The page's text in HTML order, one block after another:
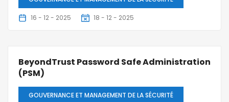
16 - 12 - 2025 18 - 12 - 2025
BeyondTrust Password Safe Administration
(PSM)
GOUVERNANCE ET MANAGEMENT DE LA SÉCURITÉ